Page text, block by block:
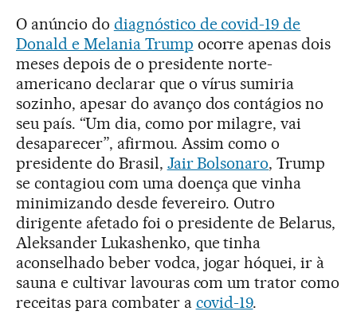
O anúncio do diagnóstico de covid-19 de
Donald e Melania Trump ocorre apenas dois
meses depois de o presidente norte-
americano declarar que o vírus sumiria
sozinho, apesar do avanço dos contágios no
seu país. “Um dia, como por milagre, vai
desaparecer”, afirmou. Assim como o
presidente do Brasil, Jair Bolsonaro, Trump
se contagiou com uma doença que vinha
minimizando desde fevereiro. Outro
dirigente afetado foi o presidente de Belarus,
Aleksander Lukashenko, que tinha
aconselhado beber vodca, jogar hóquei, ir à
sauna e cultivar lavouras com um trator como
receitas para combater a covid-19.